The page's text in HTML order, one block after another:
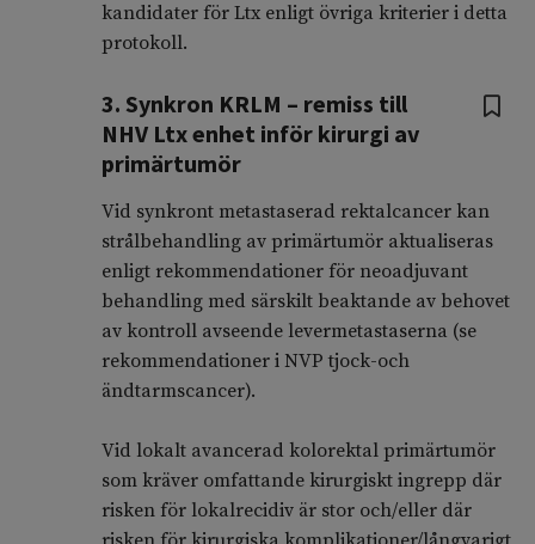
kandidater för Ltx enligt övriga kriterier i detta
protokoll.
3. Synkron KRLM – remiss till
NHV Ltx enhet inför kirurgi av
primärtumör
Vid synkront metastaserad rektalcancer kan
strålbehandling av primärtumör aktualiseras
enligt rekommendationer för neoadjuvant
behandling med särskilt beaktande av behovet
av kontroll avseende levermetastaserna (se
rekommendationer i NVP tjock-och
ändtarmscancer).
Vid lokalt avancerad kolorektal primärtumör
som kräver omfattande kirurgiskt ingrepp där
risken för lokalrecidiv är stor och/eller där